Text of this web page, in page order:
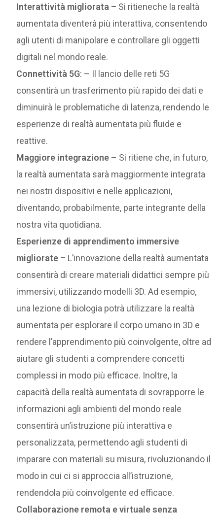
Interattività migliorata – Si ritieneche la realtà
aumentata diventerà più interattiva, consentendo
agli utenti di manipolare e controllare gli oggetti
digitali nel mondo reale.
Connettività 5G: – Il lancio delle reti 5G
consentirà un trasferimento più rapido dei dati e
diminuirà le problematiche di latenza, rendendo le
esperienze di realtà aumentata più fluide e
reattive.
Maggiore integrazione – Si ritiene che, in futuro,
la realtà aumentata sarà maggiormente integrata
nei nostri dispositivi e nelle applicazioni,
diventando, probabilmente, parte integrante della
nostra vita quotidiana.
Esperienze di apprendimento immersive
migliorate – L’innovazione della realtà aumentata
consentirà di creare materiali didattici sempre più
immersivi, utilizzando modelli 3D. Ad esempio,
una lezione di biologia potrà utilizzare la realtà
aumentata per esplorare il corpo umano in 3D e
rendere l’apprendimento più coinvolgente, oltre ad
aiutare gli studenti a comprendere concetti
complessi in modo più efficace. Inoltre, la
capacità della realtà aumentata di sovrapporre le
informazioni agli ambienti del mondo reale
consentirà un’istruzione più interattiva e
personalizzata, permettendo agli studenti di
imparare con materiali su misura, rivoluzionando il
modo in cui ci si approccia all’istruzione,
rendendola più coinvolgente ed efficace.
Collaborazione remota e virtuale senza